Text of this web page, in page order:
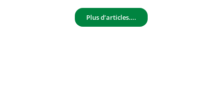
Plus d’articles….